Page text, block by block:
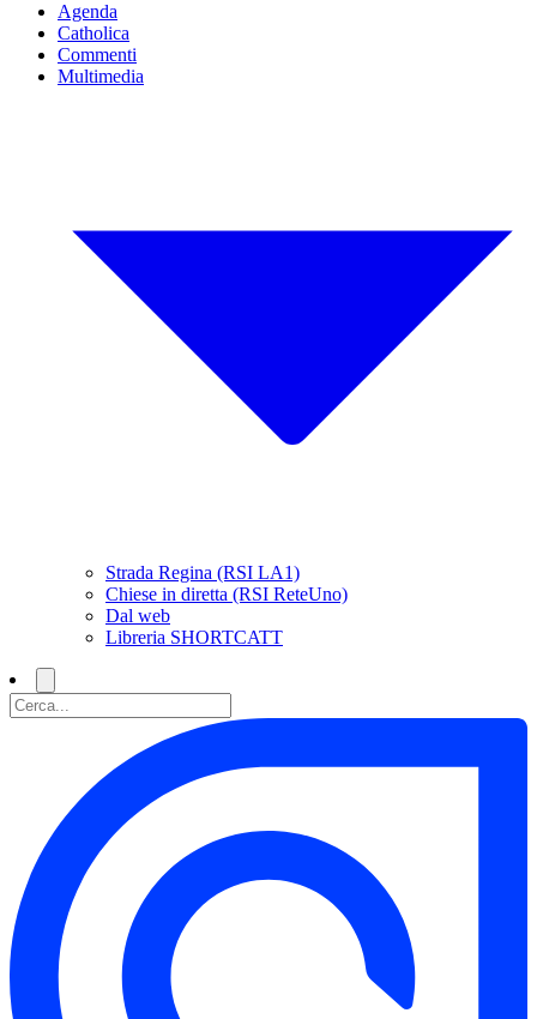
Agenda
Catholica
Commenti
Multimedia
Strada Regina (RSI LA1)
Chiese in diretta (RSI ReteUno)
Dal web
Libreria SHORTCATT